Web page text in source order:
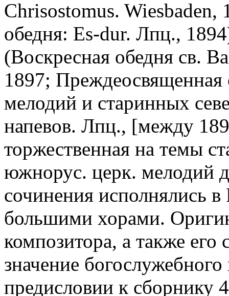
Chrisostomus. Wiesbaden,
обедня: Es-dur. Лпц.,
(Воскресная обедня св.
1897;
мелодий и старинных
напевов. Лпц., [между
торжественная на темы
южнорус. церк. мелодий
сочинения исполнялись
большими хорами.
композитора, а также его
значение
предисловии к сборнику